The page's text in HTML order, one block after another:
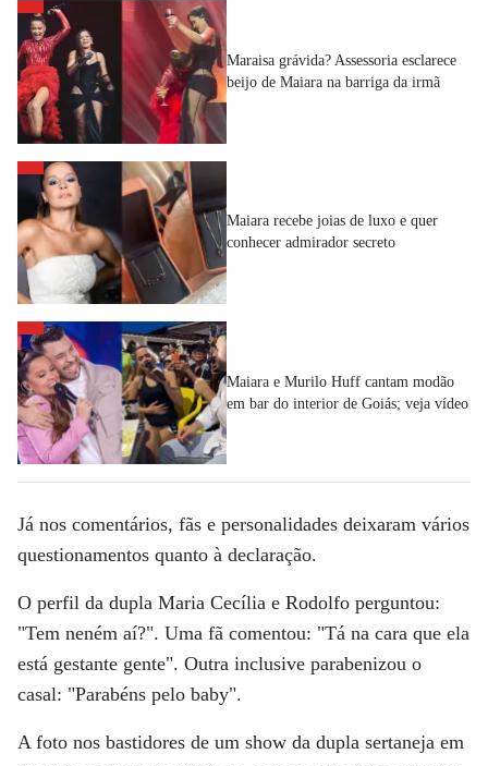
Maraisa grávida? Assessoria esclarece
beijo de Maiara na barriga da irmã
Maiara recebe joias de luxo e quer
conhecer admirador secreto
Maiara e Murilo Huff cantam modão
em bar do interior de Goiás; veja vídeo
Já nos comentários, fãs e personalidades deixaram vários
questionamentos quanto à declaração.
O perfil da dupla Maria Cecília e Rodolfo perguntou:
"Tem neném aí?". Uma fã comentou: "Tá na cara que ela
está gestante gente". Outra inclusive parabenizou o
casal: "Parabéns pelo baby".
A foto nos bastidores de um show da dupla sertaneja em